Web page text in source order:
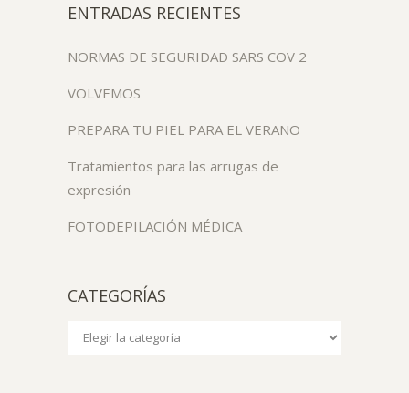
ENTRADAS RECIENTES
NORMAS DE SEGURIDAD SARS COV 2
VOLVEMOS
PREPARA TU PIEL PARA EL VERANO
Tratamientos para las arrugas de
expresión
FOTODEPILACIÓN MÉDICA
CATEGORÍAS
Categorías